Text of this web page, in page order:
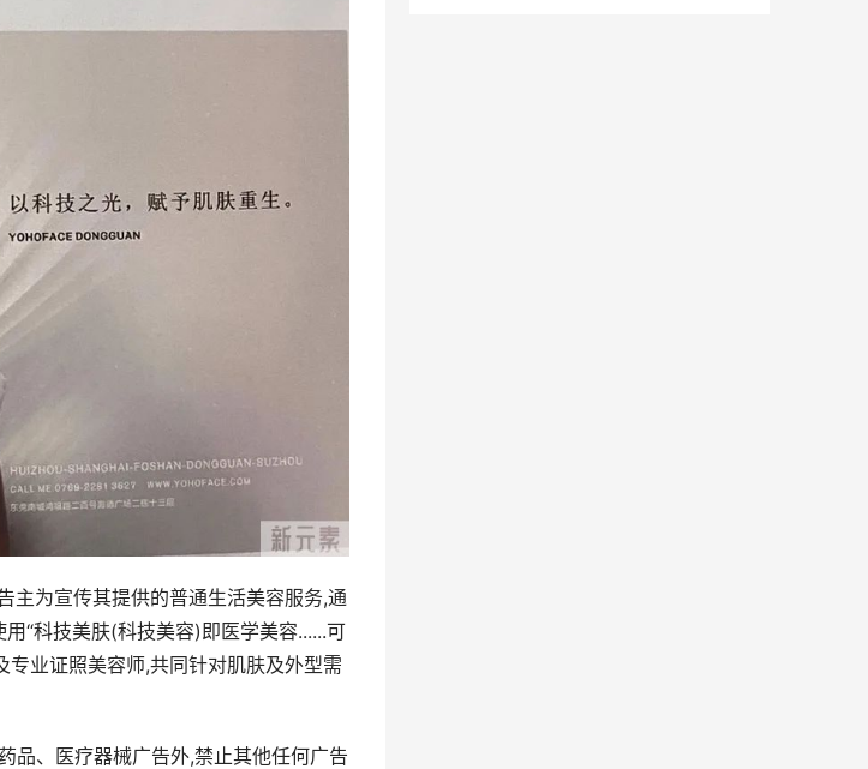
主为宣传其提供的普通生活美容服务,通
“科技美肤(科技美容)即医学美容......可
专业证照美容师,共同针对肌肤及外型需
品、医疗器械广告外,禁止其他任何广告